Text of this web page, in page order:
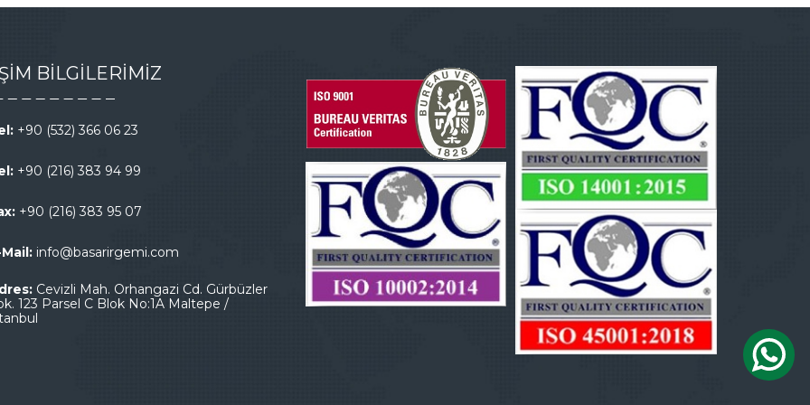
BİLGİLERİMİZ
+90 (532) 366 06 23
+90 (216) 383 94 99
+90 (216) 383 95 07
Mail:info@basarirgemi.com
Cevizli Mah. Orhangazi Cd. Gürbüzler
123 Parsel C Blok No:1A Maltepe /